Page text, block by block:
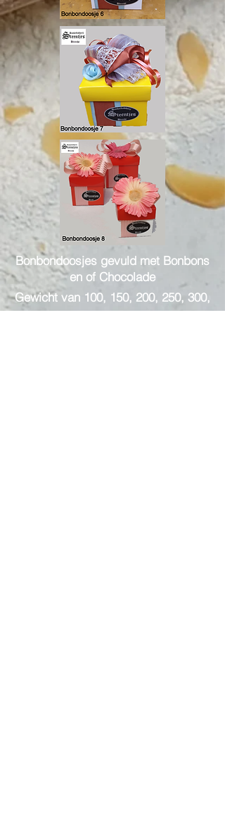
Bonbondoosjes gevuld met Bonbons
en of Chocolade
Gewicht van 100, 150, 200, 250, 300,